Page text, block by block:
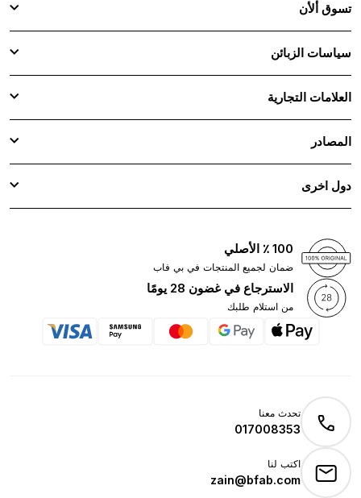
تسوق ألأن
سياسات الزبائن
العلامات التجارية
المصادر
دول اخرى
100 ٪ الأصلي
ضمان لجميع المنتجات في بي فاب
الاسترجاع في غضون 28 يومًا
من استلام طلبك
تحدث معنا
017008353
اكتب لنا
zain@bfab.com